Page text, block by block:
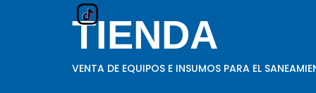
TIENDA
VENTA DE EQUIPOS E INSUMOS PARA EL